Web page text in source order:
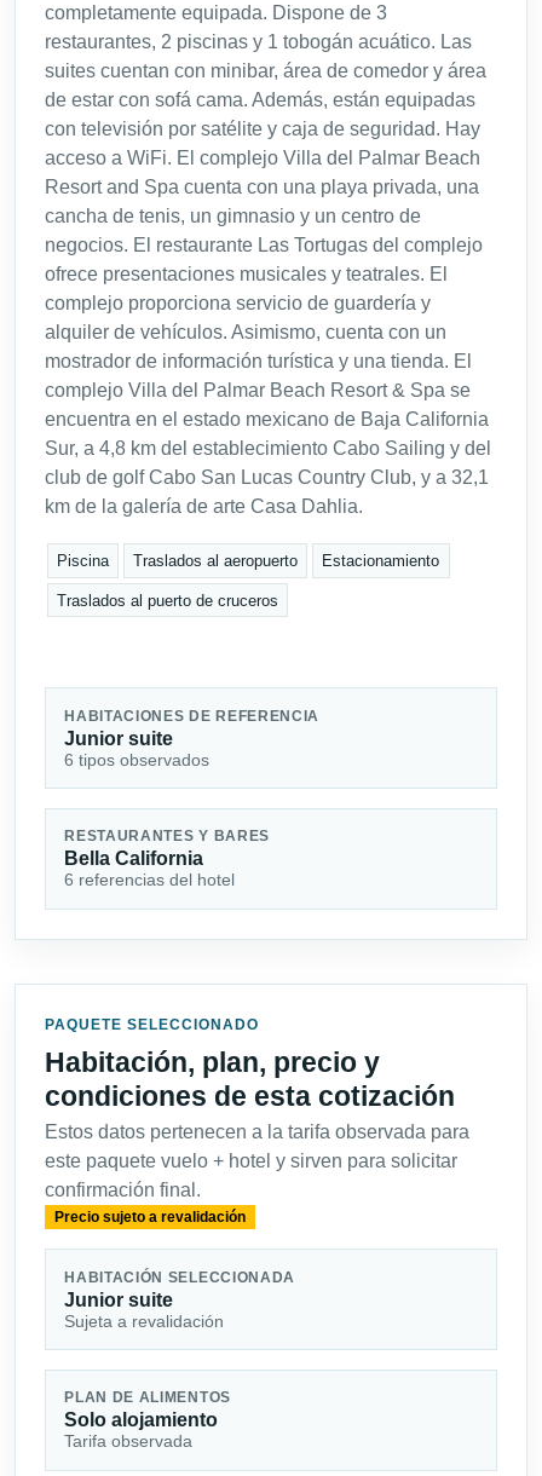
completamente equipada. Dispone de 3
restaurantes, 2 piscinas y 1 tobogán acuático. Las
suites cuentan con minibar, área de comedor y área
de estar con sofá cama. Además, están equipadas
con televisión por satélite y caja de seguridad. Hay
acceso a WiFi. El complejo Villa del Palmar Beach
Resort and Spa cuenta con una playa privada, una
cancha de tenis, un gimnasio y un centro de
negocios. El restaurante Las Tortugas del complejo
ofrece presentaciones musicales y teatrales. El
complejo proporciona servicio de guardería y
alquiler de vehículos. Asimismo, cuenta con un
mostrador de información turística y una tienda. El
complejo Villa del Palmar Beach Resort & Spa se
encuentra en el estado mexicano de Baja California
Sur, a 4,8 km del establecimiento Cabo Sailing y del
club de golf Cabo San Lucas Country Club, y a 32,1
km de la galería de arte Casa Dahlia.
Piscina Traslados al aeropuerto Estacionamiento
Traslados al puerto de cruceros
HABITACIONES DE REFERENCIA
Junior suite
6 tipos observados
RESTAURANTES Y BARES
Bella California
6 referencias del hotel
PAQUETE SELECCIONADO
Habitación, plan, precio y
condiciones de esta cotización
Estos datos pertenecen a la tarifa observada para
este paquete vuelo + hotel y sirven para solicitar
confirmación final.
Precio sujeto a revalidación
HABITACIÓN SELECCIONADA
Junior suite
Sujeta a revalidación
PLAN DE ALIMENTOS
Solo alojamiento
Tarifa observada